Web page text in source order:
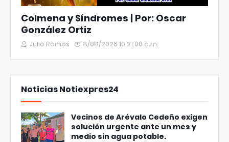
Colmena y Síndromes | Por: Oscar
González Ortiz
Julio Ramos 8/08/2026 10:21:00 a.m.
Noticias Notiexpres24
Vecinos de Arévalo Cedeño exigen
solución urgente ante un mes y
medio sin agua potable.